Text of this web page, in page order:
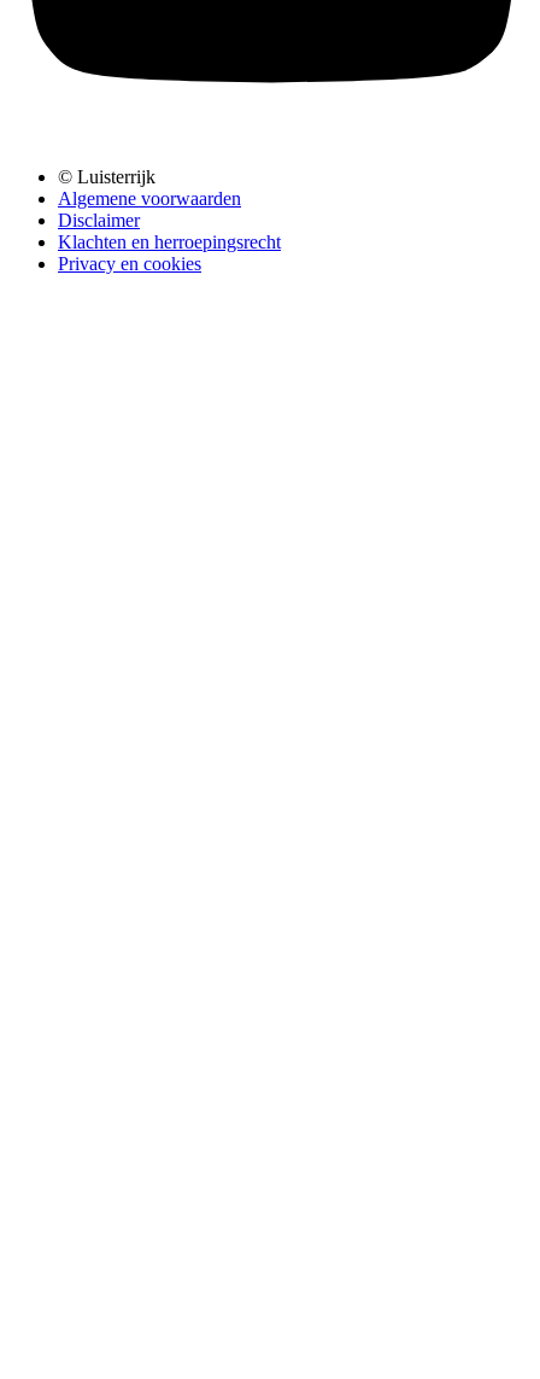
© Luisterrijk
Algemene voorwaarden
Disclaimer
Klachten en herroepingsrecht
Privacy en cookies